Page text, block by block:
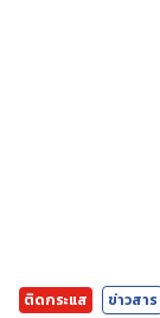
ติดกระแส ข่าวสาร